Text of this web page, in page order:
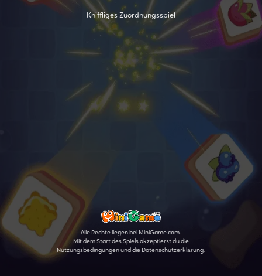
Kniffliges Zuordnungsspiel
Alle Rechte liegen bei MiniGame.com.
Mit dem Start des Spiels akzeptierst du die
Nutzungsbedingungen und die Datenschutzerklärung.